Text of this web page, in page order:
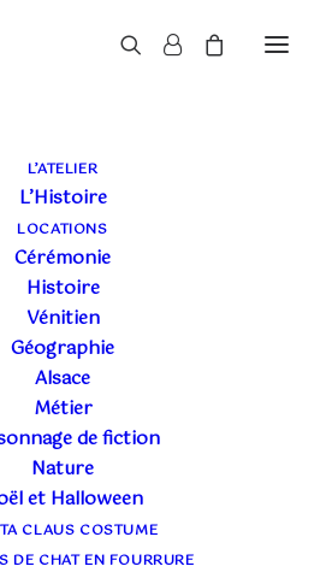
L’ATELIER
L’Histoire
LOCATIONS
Cérémonie
Histoire
Vénitien
Géographie
Alsace
Métier
de fiction
Nature
et Halloween
CLAUS COSTUME
DE CHAT EN FOURRURE